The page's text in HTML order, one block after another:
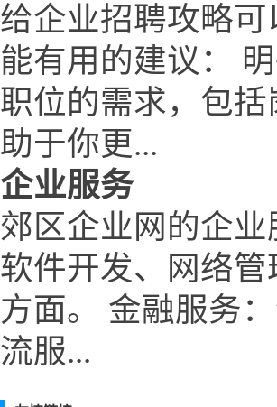
给企业招聘攻略
能有用的建议：
职位的需求，包
助于你更...
企业服务
郊区企业网的企
软件开发、网络
方面。 金融服务
流服...